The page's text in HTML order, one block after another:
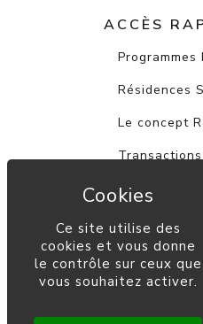
ACCÈS
Programmes
Résidences
Le concept
Transactions
Actualités
Qui
Contact
Ce site utilise des
cookies et vous donne
le contrôle sur ceux que
vous souhaitez activer.